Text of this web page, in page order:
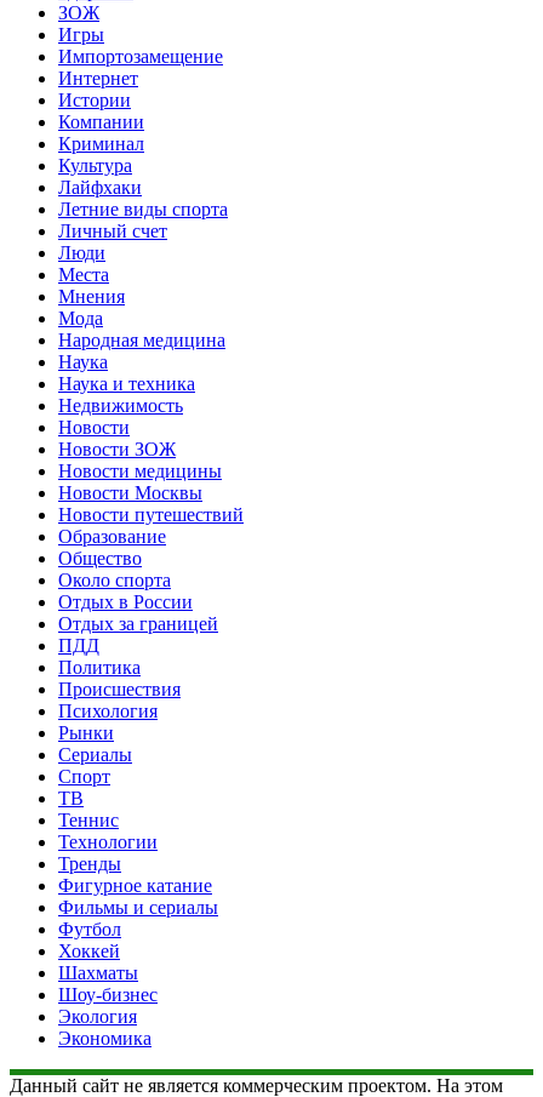
ЗОЖ
Игры
Импортозамещение
Интернет
Истории
Компании
Криминал
Культура
Лайфхаки
Летние виды спорта
Личный счет
Люди
Места
Мнения
Мода
Народная медицина
Наука
Наука и техника
Недвижимость
Новости
Новости ЗОЖ
Новости медицины
Новости Москвы
Новости путешествий
Образование
Общество
Около спорта
Отдых в России
Отдых за границей
ПДД
Политика
Происшествия
Психология
Рынки
Сериалы
Спорт
ТВ
Теннис
Технологии
Тренды
Фигурное катание
Фильмы и сериалы
Футбол
Хоккей
Шахматы
Шоу-бизнес
Экология
Экономика
Данный сайт не является коммерческим проектом. На этом